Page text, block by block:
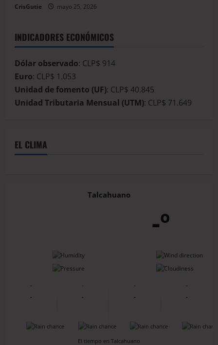
CrisGutie mayo 25, 2026
INDICADORES ECONÓMICOS
Dólar observado: CLP$ 914
Euro: CLP$ 1.053
Unidad de fomento (UF): CLP$ 40.845
Unidad Tributaria Mensual (UTM): CLP$ 71.649
EL CLIMA
Talcahuano
-º
-
-
-
-
-
-
-
-
-
-
-
-
-
-
-
-
El tiempo en Talcahuano